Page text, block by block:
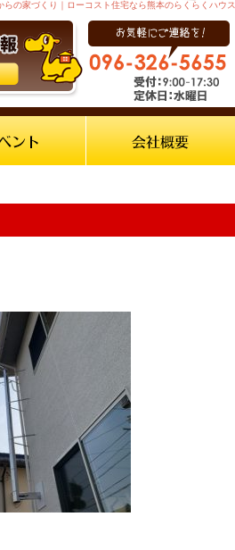
らの家づくり｜ローコスト住宅なら熊本のらくらくハウス